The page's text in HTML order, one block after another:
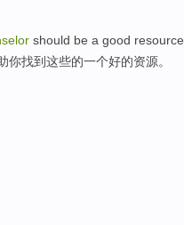
should be a good resource
你找到这些的一个好的资源。